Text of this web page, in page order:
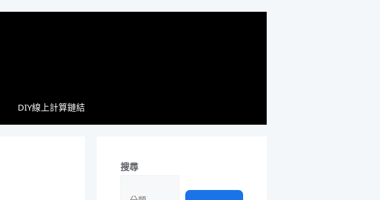
DIY線上計算鏈結
搜尋